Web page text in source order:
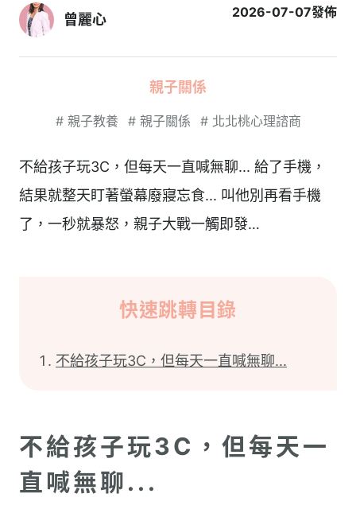
曾麗心 2026-07-07發佈
親子關係
# 親子教養 # 親子關係 # 北北桃心理諮商
不給孩子玩3C，但每天一直喊無聊... 給了手機，
結果就整天盯著螢幕廢寢忘食... 叫他別再看手機
了，一秒就暴怒，親子大戰一觸即發…
快速跳轉目錄
不給孩子玩3C，但每天一直喊無聊...
不給孩子玩3C，但每天一
直喊無聊...